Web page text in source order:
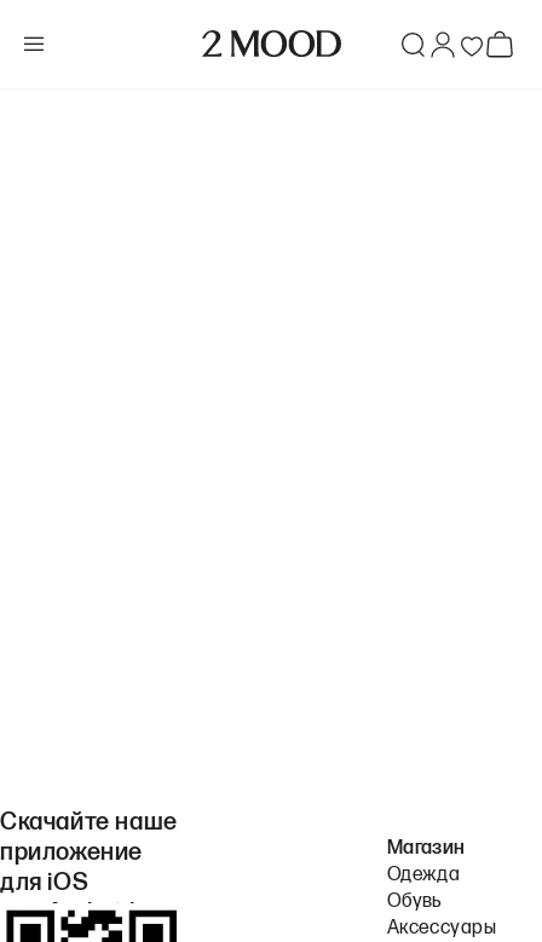
Скачайте наше
приложение
для iOS
или Android.
Магазин
Одежда
Обувь
Аксессуары